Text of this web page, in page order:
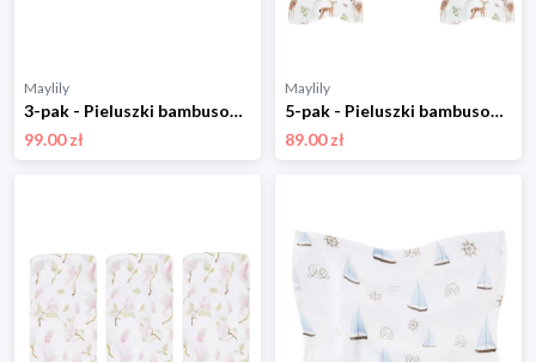
Maylily
3-pak - Pieluszki bambusowe 50x50 - Wilkiway
99.00 zł
Maylily
5-pak - Pieluszki bambusowe mini 25x25 - Bambinka
89.00 zł